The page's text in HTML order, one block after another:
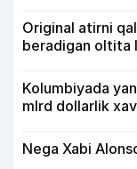
Original atirni
beradigan oltita
Kolumbiyada
mlrd dollarlik
Nega Xabi